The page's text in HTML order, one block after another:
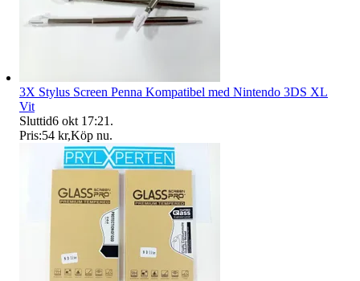
3X Stylus Screen Penna Kompatibel med Nintendo 3DS XL
Vit
Sluttid6 okt 17:21 .
Pris:54 kr,Köp nu.